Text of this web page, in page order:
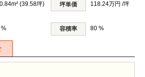
(39.58坪) 坪単価 118.24万円 /坪
% 容積率 80 %